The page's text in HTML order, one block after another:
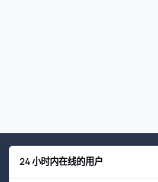
24 小时内在线的用户